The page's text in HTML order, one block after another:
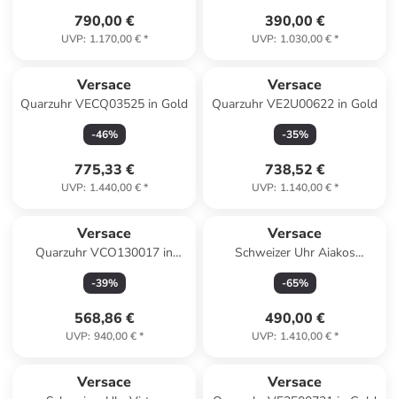
790,00 €
UVP: 1.170,00 €*
390,00 €
UVP: 1.030,00 €*
Versace
Quarzuhr VECQ03525 in Gold
-46%
775,33 €
UVP: 1.440,00 €*
Versace
Quarzuhr VE2U00622 in Gold
-35%
738,52 €
UVP: 1.140,00 €*
Versace
Quarzuhr VCO130017 in
silber
-39%
568,86 €
UVP: 940,00 €*
Versace
Schweizer Uhr Aiakos
Silberfarben in grau
-65%
490,00 €
UVP: 1.410,00 €*
Versace Versace